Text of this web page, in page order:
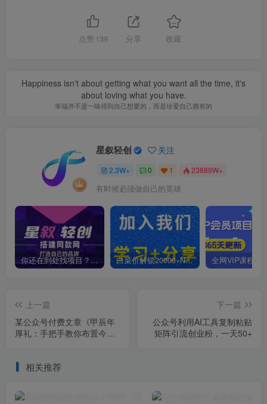
点赞 139 分享 收藏
Happiness isn't about getting what you want all the time, it's
about loving what you have.
幸福并不是一味得到自己想要的，而是珍爱自己拥有的
星叙轻创 关注
2.3W+ 0 1 23889W+
有时候必须做自己的英雄
你还在到处找项目？还在当韭菜？我靠卖项目一个月收入5万+，曾经我也是个失败者。 白菜价解锁20000+N个赚钱机会，加入星叙轻创会员，全站资源免费学习。
上一篇
某公众号付费文章《甲辰年
厚礼：手把手教你布置今年
下一篇
公众号利用AI工具复制粘贴
矩阵引流创业粉，一天50+
相关推荐